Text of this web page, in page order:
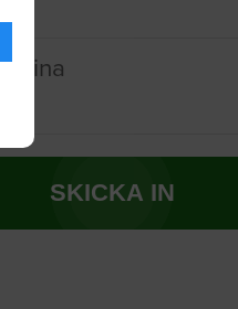
mina
SKICKA IN